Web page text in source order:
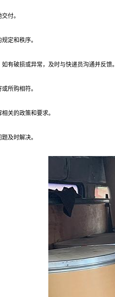
付。
定和秩序。
有破损或异常，及时与快递员沟通并反馈。
所购相符。
关的政策和要求。
及时解决。